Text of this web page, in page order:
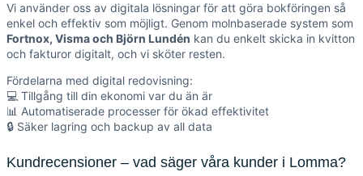
Vi använder oss av digitala lösningar för att göra bokföringen så
enkel och effektiv som möjligt. Genom molnbaserade system som
Fortnox, Visma och Björn Lundén kan du enkelt skicka in kvitton
och fakturor digitalt, och vi sköter resten.
Fördelarna med digital redovisning:
💻 Tillgång till din ekonomi var du än är
📊 Automatiserade processer för ökad effektivitet
🔒 Säker lagring och backup av all data
Kundrecensioner – vad säger våra kunder i Lomma?